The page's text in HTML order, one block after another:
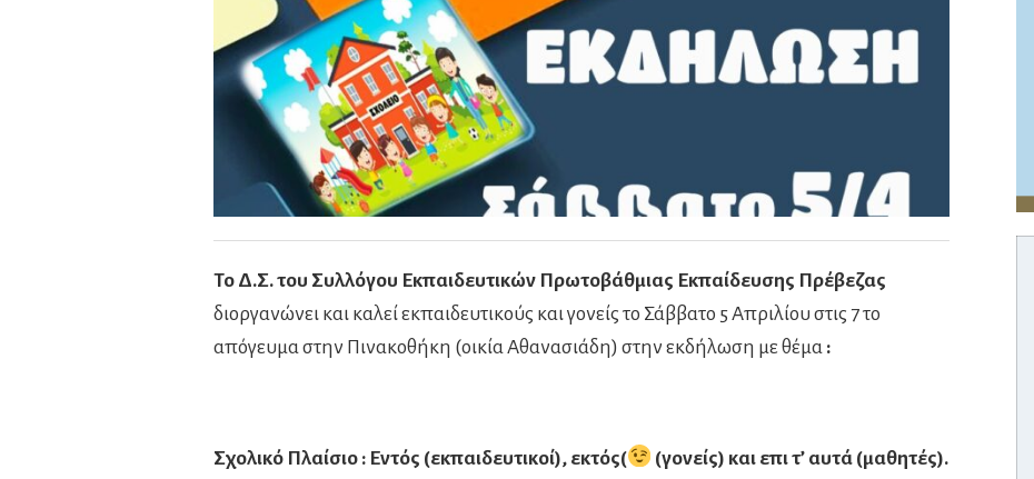
Το Δ.Σ. του Συλλόγου Εκπαιδευτικών Πρωτοβάθμιας Εκπαίδευσης Πρέβεζας
διοργανώνει και καλεί εκπαιδευτικούς και γονείς το Σάββατο 5 Απριλίου στις 7 το
απόγευμα στην Πινακοθήκη (οικία Αθανασιάδη) στην εκδήλωση με θέμα :
Σχολικό Πλαίσιο : Εντός (εκπαιδευτικοί), εκτός(
(γονείς) και επι τ’ αυτά (μαθητές).